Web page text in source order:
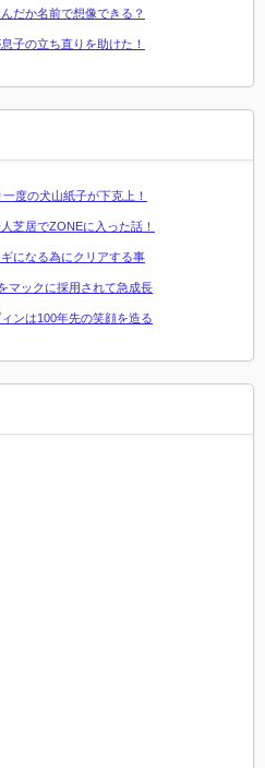
だか名前で想像できる？
子の立ち直りを助けた！
度の犬山紙子が下克上！
芝居でZONEに入った話！
になる為にクリアする事
マックに採用されて急成長
ンは100年先の笑顔を造る